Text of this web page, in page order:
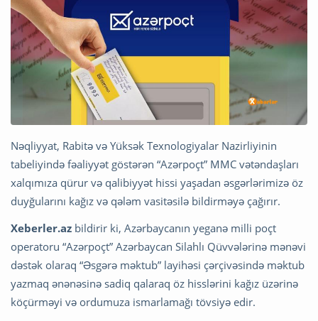
Nəqliyyat, Rabitə və Yüksək Texnologiyalar Nazirliyinin
tabeliyində fəaliyyət göstərən “Azərpoçt” MMC vətəndaşları
xalqımıza qürur və qalibiyyət hissi yaşadan əsgərlərimizə öz
duyğularını kağız və qələm vasitəsilə bildirməyə çağırır.
Xeberler.az bildirir ki, Azərbaycanın yeganə milli poçt
operatoru “Azərpoçt” Azərbaycan Silahlı Qüvvələrinə mənəvi
dəstək olaraq “Əsgərə məktub” layihəsi çərçivəsində məktub
yazmaq ənənəsinə sadiq qalaraq öz hisslərini kağız üzərinə
köçürməyi və ordumuza ismarlamağı tövsiyə edir.